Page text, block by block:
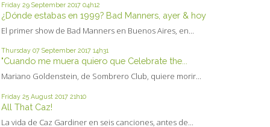
Friday 29 September 2017 04h12
¿Dónde estabas en 1999? Bad Manners, ayer & hoy
El primer show de Bad Manners en Buenos Aires, en...
Thursday 07 September 2017 14h31
"Cuando me muera quiero que Celebrate the...
Mariano Goldenstein, de Sombrero Club, quiere morir...
Friday 25 August 2017 21h10
All That Caz!
La vida de Caz Gardiner en seis canciones, antes de...